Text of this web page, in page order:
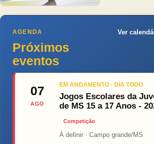
AGENDA
Próximos
eventos
Ver
07
AGO
EM ANDAMENTO · DIA TODO
Jogos Escolares da
de MS 15 a 17 Anos -
Competição
Á definir · Campo grande/MS